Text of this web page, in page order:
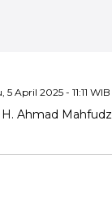
5 April 2025 - 11:11 WIB
Ahmad Mahfudz